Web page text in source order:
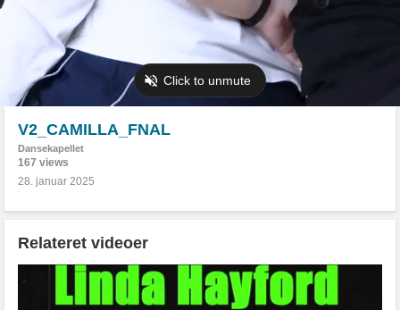
V2_CAMILLA_FNAL
Dansekapellet
167 views
28. januar 2025
Relateret videoer